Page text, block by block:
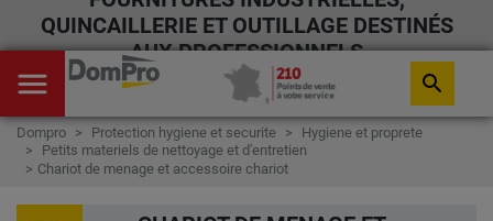
QUINCAILLERIE ET OUTILLAGE DESTINÉS
AUX PROFESSIONNELS
menu search
Dompro Protection hygiene et securite
Hygiene et proprete
Petits materiels de nettoyage et d'entretien
Chariot de menage et accessoire chariot